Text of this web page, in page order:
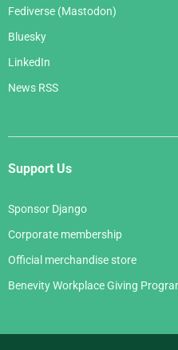
Fediverse (Mastodon)
Bluesky
LinkedIn
News RSS
Support Us
Sponsor Django
Corporate membership
Official merchandise store
Benevity Workplace Giving